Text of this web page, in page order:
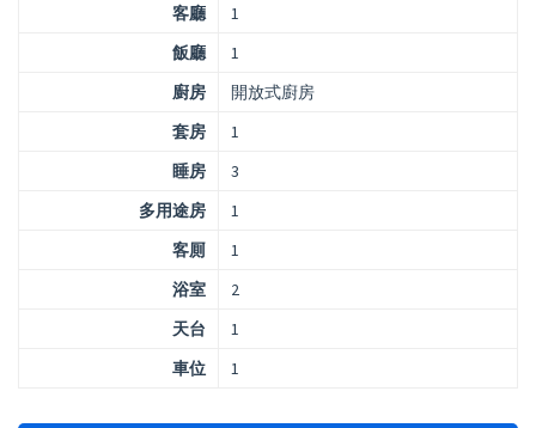
客廳
1
飯廳
1
廚房
開放式廚房
套房
1
睡房
3
多用途房
1
客厠
1
浴室
2
天台
1
車位
1